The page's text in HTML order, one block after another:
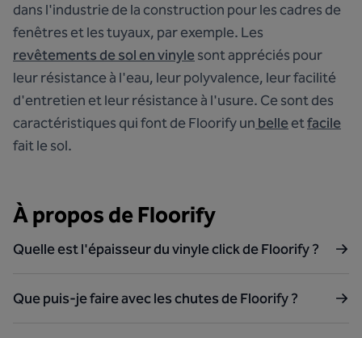
dans l'industrie de la construction pour les cadres de
fenêtres et les tuyaux, par exemple. Les
revêtements de sol en vinylesont appréciés pour
leur résistance à l'eau, leur polyvalence, leur facilité
d'entretien et leur résistance à l'usure. Ce sont des
caractéristiques qui font de Floorify un belleetfacile
fait le sol.
À propos de Floorify
Quelle est l'épaisseur du vinyle click de Floorify ?
Que puis-je faire avec les chutes de Floorify ?